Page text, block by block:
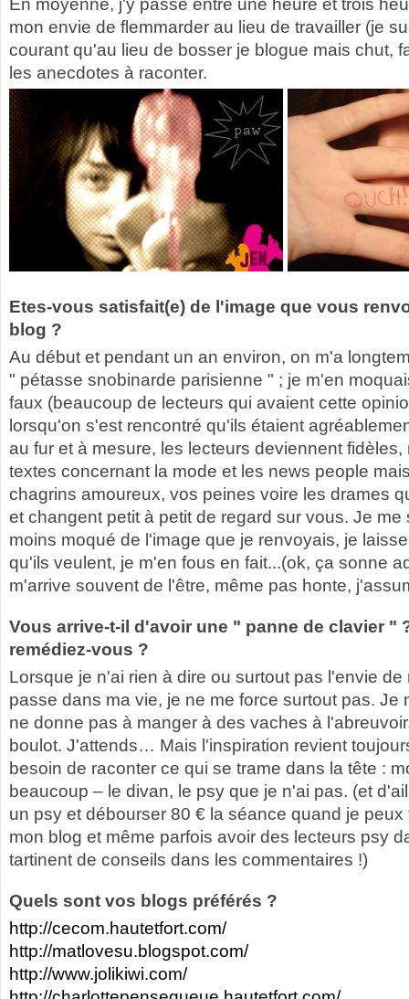
En moyenne, j'y passe entre une heure et trois
mon envie de flemmarder au lieu de travailler (je
courant qu'au lieu de bosser je blogue mais chut,
les anecdotes à raconter.
Etes-vous satisfait(e) de l'image que vous
blog ?
Au début et pendant un an environ, on m'a
" pétasse snobinarde parisienne " ; je m'en
faux (beaucoup de lecteurs qui avaient cette
lorsqu'on s'est rencontré qu'ils étaient
au fur et à mesure, les lecteurs deviennent
textes concernant la mode et les news people
chagrins amoureux, vos peines voire les drames
et changent petit à petit de regard sur vous. Je
moins moqué de l'image que je renvoyais, je
qu'ils veulent, je m'en fous en fait...(ok, ça sonne
m'arrive souvent de l'être, même pas honte,
Vous arrive-t-il d'avoir une " panne de clavier "
remédiez-vous ?
Lorsque je n'ai rien à dire ou surtout pas l'envie
passe dans ma vie, je ne me force surtout pas. Je
ne donne pas à manger à des vaches à
boulot. J'attends… Mais l'inspiration revient
besoin de raconter ce qui se trame dans la tête :
beaucoup – le divan, le psy que je n'ai pas. (et
un psy et débourser 80 € la séance quand je
mon blog et même parfois avoir des lecteurs psy
tartinent de conseils dans les commentaires !)
Quels sont vos blogs préférés ?
http://cecom.hautetfort.com/
http://matlovesu.blogspot.com/
http://www.jolikiwi.com/